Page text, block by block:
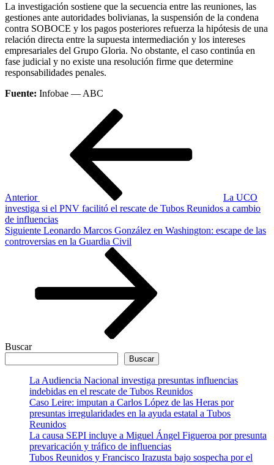
La investigación sostiene que la secuencia entre las reuniones, las
gestiones ante autoridades bolivianas, la suspensión de la condena
contra SOBOCE y los pagos posteriores refuerza la hipótesis de una
relación directa entre la supuesta intermediación y los intereses
empresariales del Grupo Gloria. No obstante, el caso continúa en
fase judicial y no existe una resolución firme que determine
responsabilidades penales.
Fuente: Infobae — ABC
Anterior
La UCO
investiga si el PNV facilitó el rescate de Tubos Reunidos a cambio
de influencias
Siguiente
entrada
Siguiente Leonardo Marcos González en Washington: escape de las
controversias en la Guardia Civil
Buscar
Buscar
La Audiencia Nacional investiga presuntas influencias
indebidas en el rescate de Tubos Reunidos
Caso Leire: imputan a Carlos López de las Heras por
presuntas irregularidades en la ayuda estatal a Tubos
Reunidos
La causa SEPI incluye a Miguel Ángel Figueroa por presunta
prevaricación y tráfico de influencias
Tubos Reunidos y Francisco Irazusta bajo sospecha por el